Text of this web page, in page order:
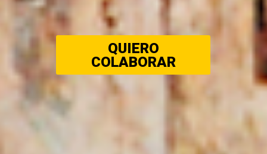
QUIERO
COLABORAR